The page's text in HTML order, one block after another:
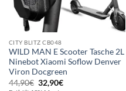
CITY BLITZ CB048
WILD MAN E Scooter Tasche 2L
Ninebot Xiaomi Soflow Denver
Viron Docgreen
44,90€ Ursprünglicher
32,90€Aktueller